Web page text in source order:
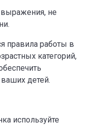
не
правила работы в
категорий,
детей.
используйте